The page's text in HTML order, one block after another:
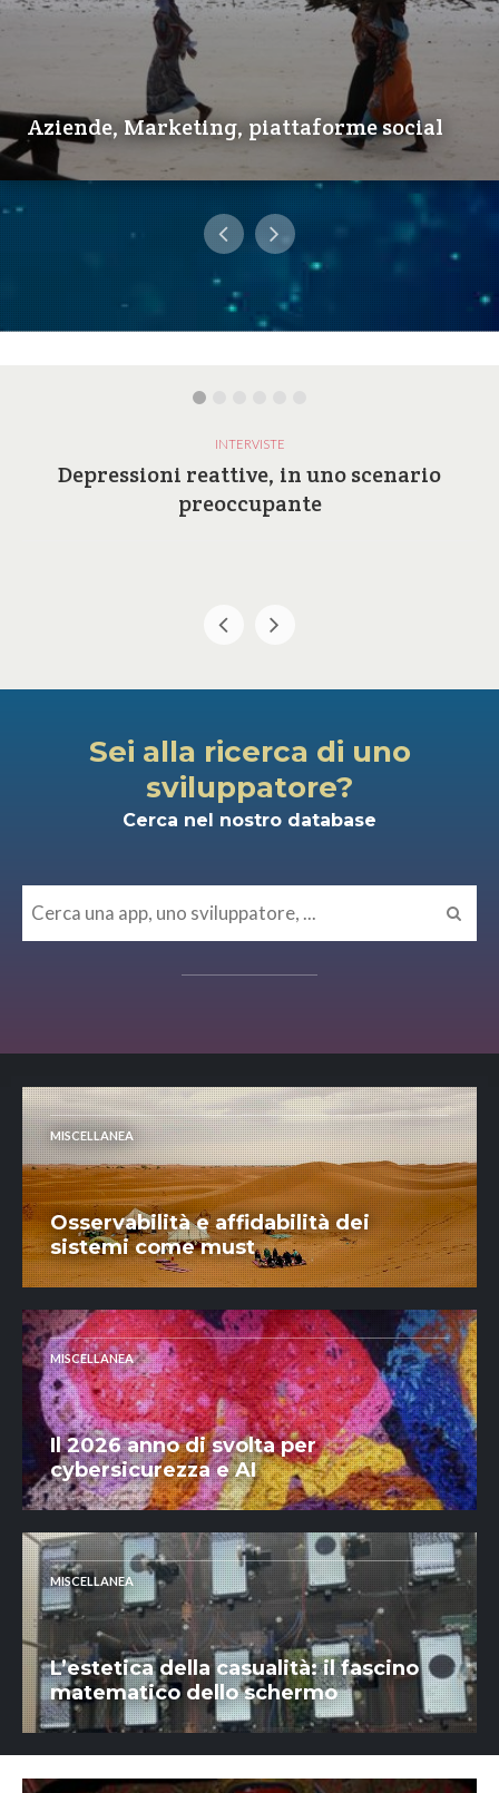
Aziende, Marketing, piattaforme social
INTERVISTE
Depressioni reattive, in uno scenario
preoccupante
Sei alla ricerca di uno
sviluppatore?
Cerca nel nostro database
MISCELLANEA
Osservabilità e affidabilità dei
sistemi come must
MISCELLANEA
Il 2026 anno di svolta per
cybersicurezza e AI
MISCELLANEA
L’estetica della casualità: il fascino
matematico dello schermo